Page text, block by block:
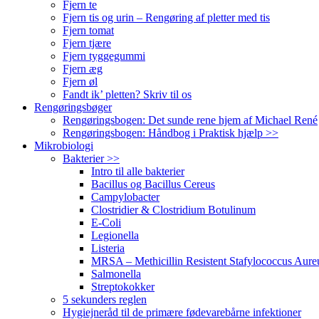
Fjern te
Fjern tis og urin – Rengøring af pletter med tis
Fjern tomat
Fjern tjære
Fjern tyggegummi
Fjern æg
Fjern øl
Fandt ik’ pletten? Skriv til os
Rengøringsbøger
Rengøringsbogen: Det sunde rene hjem af Michael René
Rengøringsbogen: Håndbog i Praktisk hjælp >>
Mikrobiologi
Bakterier >>
Intro til alle bakterier
Bacillus og Bacillus Cereus
Campylobacter
Clostridier & Clostridium Botulinum
E-Coli
Legionella
Listeria
MRSA – Methicillin Resistent Stafylococcus
Salmonella
Streptokokker
5 sekunders reglen
Hygiejneråd til de primære fødevarebårne infektioner